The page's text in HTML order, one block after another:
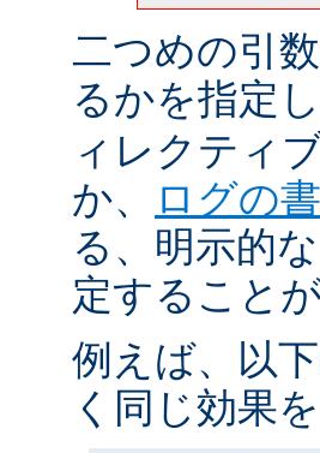
二つめの引
るかを指定
ィレクティ
か、
ログの
る、明示的な
定すること
例えば、以
く同じ効果